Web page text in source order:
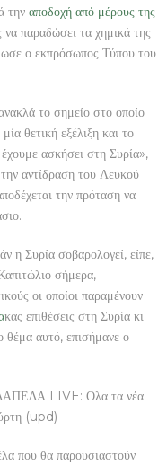
την αποδοχή από μέρους της
να παραδώσει τα χημικά της
ο εκπρόσωπος Τύπου του
το σημείο στο οποίο
θετική εξέλιξη και το
ασκήσει στη Συρία»,
αντίδραση του Λευκού
την πρόταση να
η Συρία σοβαρολογεί, είπε,
σήμερα,
οι οποίοι παραμένουν
κας επιθέσεις στη Συρία κι
θέμα αυτό, επισήμανε ο
LIVE: Ολα τα νέα
(upd)
που θα παρουσιαστούν